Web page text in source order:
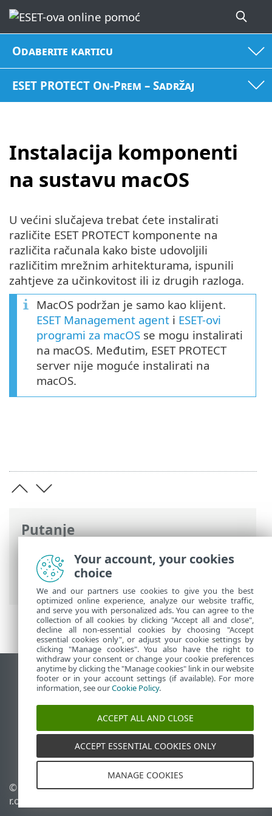
Odaberite karticu
ESET PROTECT On-Prem – Sadržaj
Instalacija komponenti
na sustavu macOS
Putanje
ESET-ova online pomoć> ESET PROTECT
On-Prem
>Instaliraj
> Instalacija
komponenti na sustavu macOS
U većini slučajeva trebat ćete instalirati
različite ESET PROTECT komponente na
različita računala kako biste udovoljili
različitim mrežnim arhitekturama, ispunili
zahtjeve za učinkovitost ili iz drugih razloga.
MacOS podržan je samo kao klijent.
ESET Management agent i ESET-ovi
programi za macOS se mogu instalirati
na macOS. Međutim, ESET PROTECT
server nije moguće instalirati na
macOS.
Prikaži stranicu za radnu površinu
End of Life
ESET-ova baza znanja
ESET Status Portal
Regionalna podrška
© 1992 - 2026 ESET, spol. s
r.o. – Sva prava pridržana.
Upravljanje kolačićima
Your account, your cookies
choice
We and our partners use cookies to give you the best
optimized online experience, analyze our website traffic,
and serve you with personalized ads. You can agree to the
collection of all cookies by clicking "Accept all and close",
decline all non-essential cookies by choosing "Accept
essential cookies only", or adjust your cookie settings by
clicking "Manage cookies". You also have the right to
withdraw your consent or change your cookie preferences
anytime by clicking the "Manage cookies" link in our website
footer or in your account settings (if available). For more
information, see ourCookie Policy.
ACCEPT ALL AND CLOSE
ACCEPT ESSENTIAL COOKIES ONLY
MANAGE COOKIES